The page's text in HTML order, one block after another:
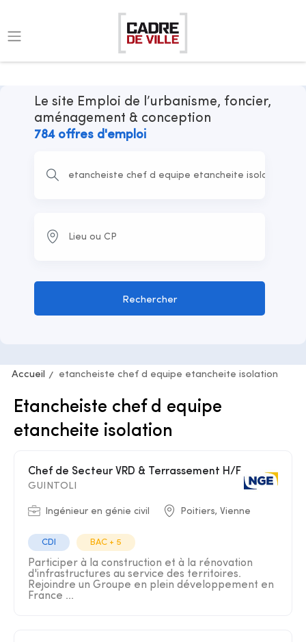
Le site Emploi de l’urbanisme, foncier,
aménagement & conception
784 offres d'emploi
Rechercher
Accueil etancheiste chef d equipe etancheite isolation
Etancheiste chef d equipe
etancheite isolation
Chef de Secteur VRD & Terrassement H/F
GUINTOLI
Ingénieur en génie civil Poitiers, Vienne
CDI BAC + 5
Participer à la construction et à la rénovation
d'infrastructures au service des territoires.
Rejoindre un Groupe en plein développement en
France ...